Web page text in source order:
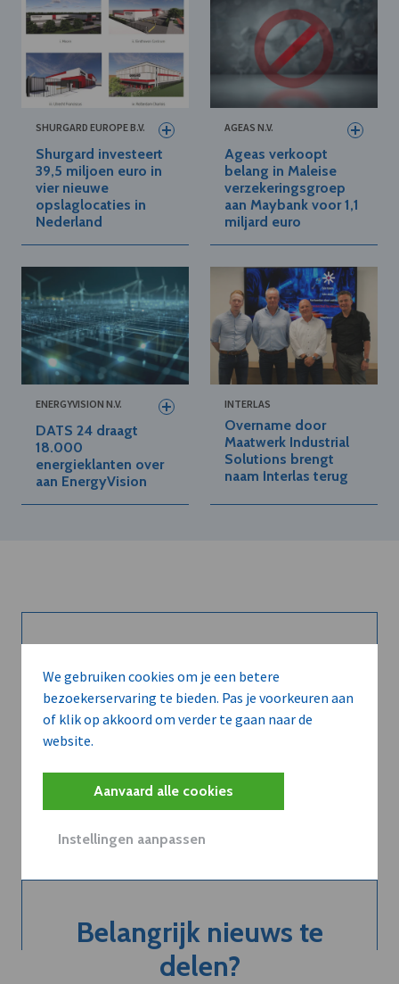
We gebruiken cookies om je een betere
bezoekerservaring te bieden. Pas je voorkeuren aan
of klik op akkoord om verder te gaan naar de
website.
Aanvaard alle cookies
Instellingen aanpassen
SHURGARD EUROPE B.V.
Shurgard investeert
39,5 miljoen euro in
vier nieuwe
opslaglocaties in
Nederland
AGEAS N.V.
Ageas verkoopt
belang in Maleise
verzekeringsgroep
aan Maybank voor 1,1
miljard euro
ENERGYVISION N.V.
DATS 24 draagt
18.000
energieklanten over
aan EnergyVision
INTERLAS
Overname door
Maatwerk Industrial
Solutions brengt
naam Interlas terug
Kort de voordelen
van een
abonnement...
Belangrijk nieuws te
delen?